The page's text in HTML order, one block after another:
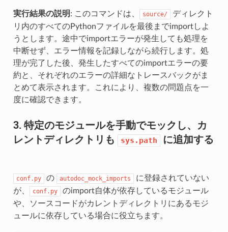
実行結果の説明: このコマンドは、 source/
ディレクト
リ内のすべてのPythonファイルを最後までimportしよ
うとします。途中でimportエラーが発生しても処理を
中断せず、エラー情報を記録しながら続行します。処
理が完了した後、発生したすべてのimportエラーの要
約と、それぞれのエラーの詳細なトレースバックがま
とめて表示されます。これにより、複数の問題点を一
度に確認できます。
3. 特定のモジュールを手動でモックし、カ
レントディレクトリも
sys.path に追加する
conf.py の autodoc_mock_imports
に登録されていない
が、
conf.py
のimport自体が依存しているモジュール
や、ソースコードがカレントディレクトリにあるモジ
ュールに依存している場合に役立ちます。